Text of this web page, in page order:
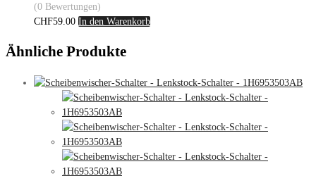
(0 Bewertungen)
CHF59.00 In den Warenkorb
Ähnliche Produkte